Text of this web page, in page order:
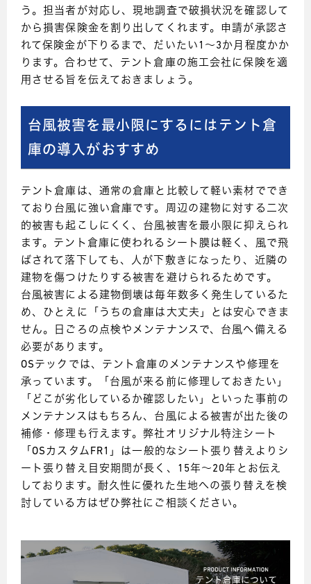
う。担当者が対応し、現地調査で破損状況を確認して
から損害保険金を割り出してくれます。申請が承認さ
れて保険金が下りるまで、だいたい1～3か月程度かか
ります。合わせて、テント倉庫の施工会社に保険を適
用させる旨を伝えておきましょう。
台風被害を最小限にするにはテント倉
庫の導入がおすすめ
テント倉庫は、通常の倉庫と比較して軽い素材ででき
ており台風に強い倉庫です。周辺の建物に対する二次
的被害も起こしにくく、台風被害を最小限に抑えられ
ます。テント倉庫に使われるシート膜は軽く、風で飛
ばされて落下しても、人が下敷きになったり、近隣の
建物を傷つけたりする被害を避けられるためです。
台風被害による建物倒壊は毎年数多く発生しているた
め、ひとえに「うちの倉庫は大丈夫」とは安心できま
せん。日ごろの点検やメンテナンスで、台風へ備える
必要があります。
OSテックでは、テント倉庫のメンテナンスや修理を
承っています。「台風が来る前に修理しておきたい」
「どこが劣化しているか確認したい」といった事前の
メンテナンスはもちろん、台風による被害が出た後の
補修・修理も行えます。弊社オリジナル特注シート
「OSカスタムFR1」は一般的なシート張り替えよりシ
ート張り替え目安期間が長く、15年～20年とお伝え
しております。耐久性に優れた生地への張り替えを検
討している方はぜひ弊社にご相談ください。